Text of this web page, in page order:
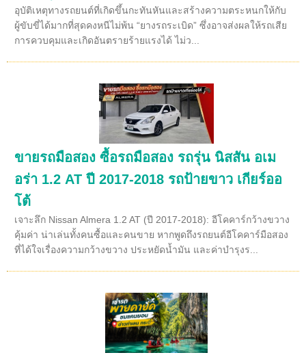
อุบัติเหตุทางรถยนต์ที่เกิดขึ้นกะทันหันและสร้างความตระหนกให้กับ
ผู้ขับขี่ได้มากที่สุดคงหนีไม่พ้น “ยางรถระเบิด” ซึ่งอาจส่งผลให้รถเสีย
การควบคุมและเกิดอันตรายร้ายแรงได้ ไม่ว...
ขายรถมือสอง ซื้อรถมือสอง รถรุ่น นิสสัน อเม
อร่า 1.2 AT ปี 2017-2018 รถป้ายขาว เกียร์ออ
โต้
เจาะลึก Nissan Almera 1.2 AT (ปี 2017-2018): อีโคคาร์กว้างขวาง
คุ้มค่า น่าเล่นทั้งคนซื้อและคนขาย หากพูดถึงรถยนต์อีโคคาร์มือสอง
ที่ได้ใจเรื่องความกว้างขวาง ประหยัดน้ำมัน และค่าบำรุงร...